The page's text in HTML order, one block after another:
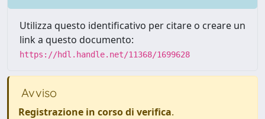
Utilizza questo identificativo per citare o creare un
link a questo documento:
https://hdl.handle.net/11368/1699628
Avviso
Registrazione in corso di verifica.